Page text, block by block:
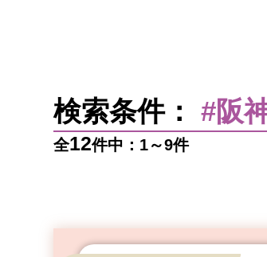
検索条件：#阪
全12件中：1～9件